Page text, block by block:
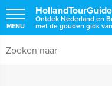
Ontdek Nederland en
met de gouden gids
MENU